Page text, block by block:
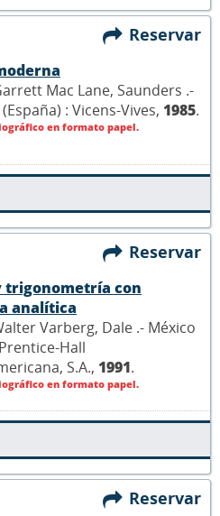
Reservar
Mac Lane, Saunders .-
: Vicens-Vives, 1985.
en formato papel.
Reservar
trigonometría con
analítica
Varberg, Dale .- México
Hall
S.A., 1991.
en formato papel.
Reservar